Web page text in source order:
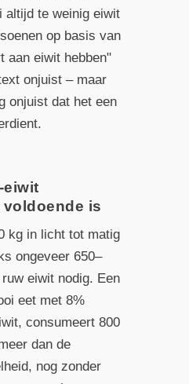
altijd te weinig eiwit
op basis van
aan eiwit hebben"
onjuist – maar
onjuist dat het een
eiwit
is
kg in licht tot matig
ongeveer 650–
eiwit nodig. Een
eet met 8%
consumeert 800
dan de
nog zonder